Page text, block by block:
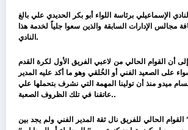
الإسماعيلي برئاسة اللواء أبو بكر الحديدي علي بالغ
مجالس الإدارات السابقة والذين سعوا جلياً لخدمة هذا
النادي.
أن القوام الحالي من لاعبي الفريق الأول لكرة القدم
على الصعيد الفني أو الخُلقي وهو ما أكد عليه المدير
ميدو منذ أن تولينا المهمة التي نشرف بتحملها علي
عاتقنا في تلك الظروف الصعبة..
الحالي للفريق نال ثقة المدير الفني ولم يجد بين